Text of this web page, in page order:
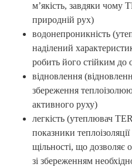
м’якість, завдяки
природній рух)
водонепроникність
наділений
робить його стійким до
відновлення
збереження
активного руху)
легкість (утеплювач
показники
щільності, що дозволяє
зі збереженням